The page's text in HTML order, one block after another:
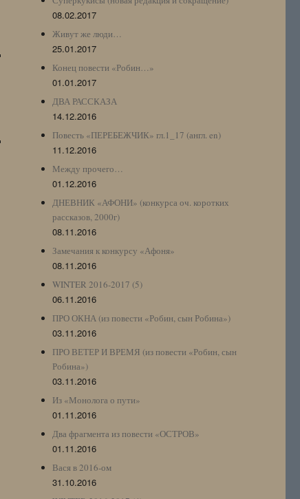
08.02.2017
Живут же люди…
25.01.2017
Конец повести «Робин…»
01.01.2017
ДВА РАССКАЗА
14.12.2016
Повесть «ПЕРЕБЕЖЧИК» гл.1_17 (англ. en)
11.12.2016
Между прочего…
01.12.2016
ДНЕВНИК «АФОНИ» (конкурса оч. коротких
рассказов, 2000г)
08.11.2016
Замечания к конкурсу «Афоня»
08.11.2016
WINTER 2016-2017 (5)
06.11.2016
ПРО ОКНА (из повести «Робин, сын Робина»)
03.11.2016
ПРО ВЕТЕР И ВРЕМЯ (из повести «Робин, сын
Робина»)
03.11.2016
Из «Монолога о пути»
01.11.2016
Два фрагмента из повести «ОСТРОВ»
01.11.2016
Вася в 2016-ом
31.10.2016